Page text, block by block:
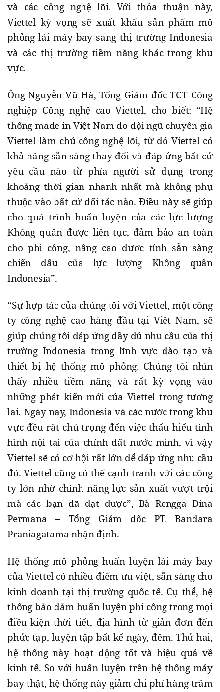
và các công nghệ lõi. Với thỏa thuận này,
Viettel kỳ vọng sẽ xuất khẩu sản phẩm mô
phỏng lái máy bay sang thị trường Indonesia
và các thị trường tiềm năng khác trong khu
vực.
Ông Nguyễn Vũ Hà, Tổng Giám đốc TCT Công
nghiệp Công nghệ cao Viettel, cho biết: “Hệ
thống made in Việt Nam do đội ngũ chuyên gia
Viettel làm chủ công nghệ lõi, từ đó Viettel có
khả năng sẵn sàng thay đổi và đáp ứng bất cứ
yêu cầu nào từ phía người sử dụng trong
khoảng thời gian nhanh nhất mà không phụ
thuộc vào bất cứ đối tác nào. Điều này sẽ giúp
cho quá trình huấn luyện của các lực lượng
Không quân được liên tục, đảm bảo an toàn
cho phi công, nâng cao được tính sẵn sàng
chiến đấu của lực lượng Không quân
Indonesia”.
“Sự hợp tác của chúng tôi với Viettel, một công
ty công nghệ cao hàng đầu tại Việt Nam, sẽ
giúp chúng tôi đáp ứng đầy đủ nhu cầu của thị
trường Indonesia trong lĩnh vực đào tạo và
thiết bị hệ thống mô phỏng. Chúng tôi nhìn
thấy nhiều tiềm năng và rất kỳ vọng vào
những phát kiến mới của Viettel trong tương
lai. Ngày nay, Indonesia và các nước trong khu
vực đều rất chú trọng đến việc thấu hiểu tình
hình nội tại của chính đất nước mình, vì vậy
Viettel sẽ có cơ hội rất lớn để đáp ứng nhu cầu
đó. Viettel cũng có thể cạnh tranh với các công
ty lớn nhờ chính năng lực sản xuất vượt trội
mà các bạn đã đạt được”, Bà Rengga Dina
Permana – Tổng Giám đốc PT. Bandara
Praniagatama nhận định.
Hệ thống mô phỏng huấn luyện lái máy bay
của Viettel có nhiều điểm ưu việt, sẵn sàng cho
kinh doanh tại thị trường quốc tế. Cụ thể, hệ
thống bảo đảm huấn luyện phi công trong mọi
điều kiện thời tiết, địa hình từ giản đơn đến
phức tạp, luyện tập bất kể ngày, đêm. Thứ hai,
hệ thống này hoạt động tốt và hiệu quả về
kinh tế. So với huấn luyện trên hệ thống máy
bay thật, hệ thống này giảm chi phí hàng trăm